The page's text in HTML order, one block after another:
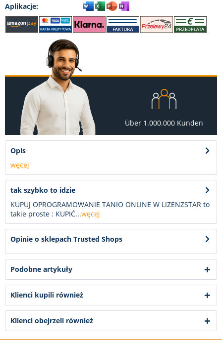
Aplikacje:
Über 1.000.000 Kunden
Opis
węcej
tak szybko to idzie
KUPUJ OPROGRAMOWANIE TANIO ONLINE W LIZENZSTAR to
takie proste : KUPIĆ...węcej
Opinie o sklepach Trusted Shops
Podobne artykuły
Klienci kupili również
Klienci obejrzeli również